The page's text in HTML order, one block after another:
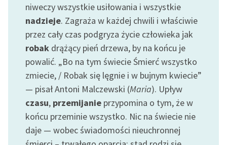
niweczy wszystkie usiłowania i wszystkie
nadzieje. Zagraża w każdej chwili i właściwie
przez cały czas podgryza życie człowieka jak
robak drążący pień drzewa, by na końcu je
powalić. „Bo na tym świecie Śmierć wszystko
zmiecie, / Robak się lęgnie i w bujnym kwiecie”
— pisał Antoni Malczewski (Maria). Upływ
czasu, przemijanie przypomina o tym, że w
końcu przeminie wszystko. Nic na świecie nie
daje — wobec świadomości nieuchronnej